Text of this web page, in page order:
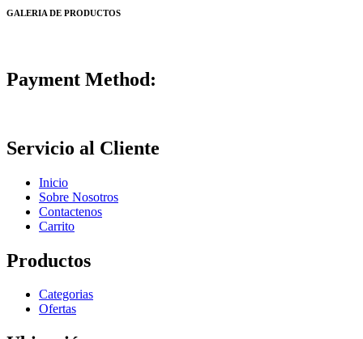
GALERIA DE PRODUCTOS
Payment Method:
Servicio al Cliente
Inicio
Sobre Nosotros
Contactenos
Carrito
Productos
Categorias
Ofertas